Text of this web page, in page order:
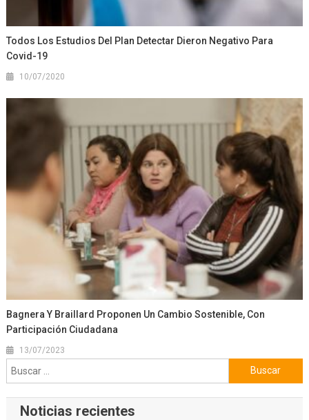
Todos Los Estudios Del Plan Detectar Dieron Negativo Para
Covid-19
10/07/2020
Bagnera Y Braillard Proponen Un Cambio Sostenible, Con
Participación Ciudadana
13/07/2023
Buscar:
Noticias recientes